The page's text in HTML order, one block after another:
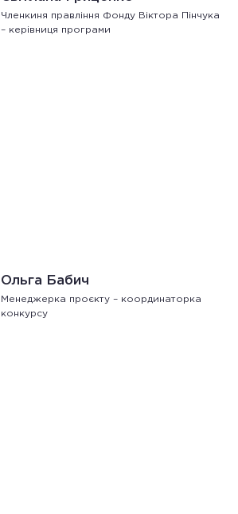
Членкиня правління Фонду Віктора Пінчука
– керівниця програми
Ольга Бабич
Менеджерка проєкту – координаторка
конкурсу